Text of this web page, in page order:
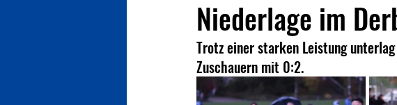
VORSTAND FÖRDERVEREIN
Niederlage im
Trotz einer starken Leistung
Zuschauern mit 0:2.